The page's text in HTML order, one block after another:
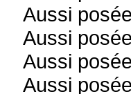
Aussi
Aussi
Aussi
Aussi